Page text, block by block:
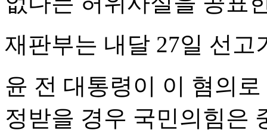
재판부는 내달 27일 선고
윤 전 대통령이 이 혐의
정받을 경우 국민의힘은